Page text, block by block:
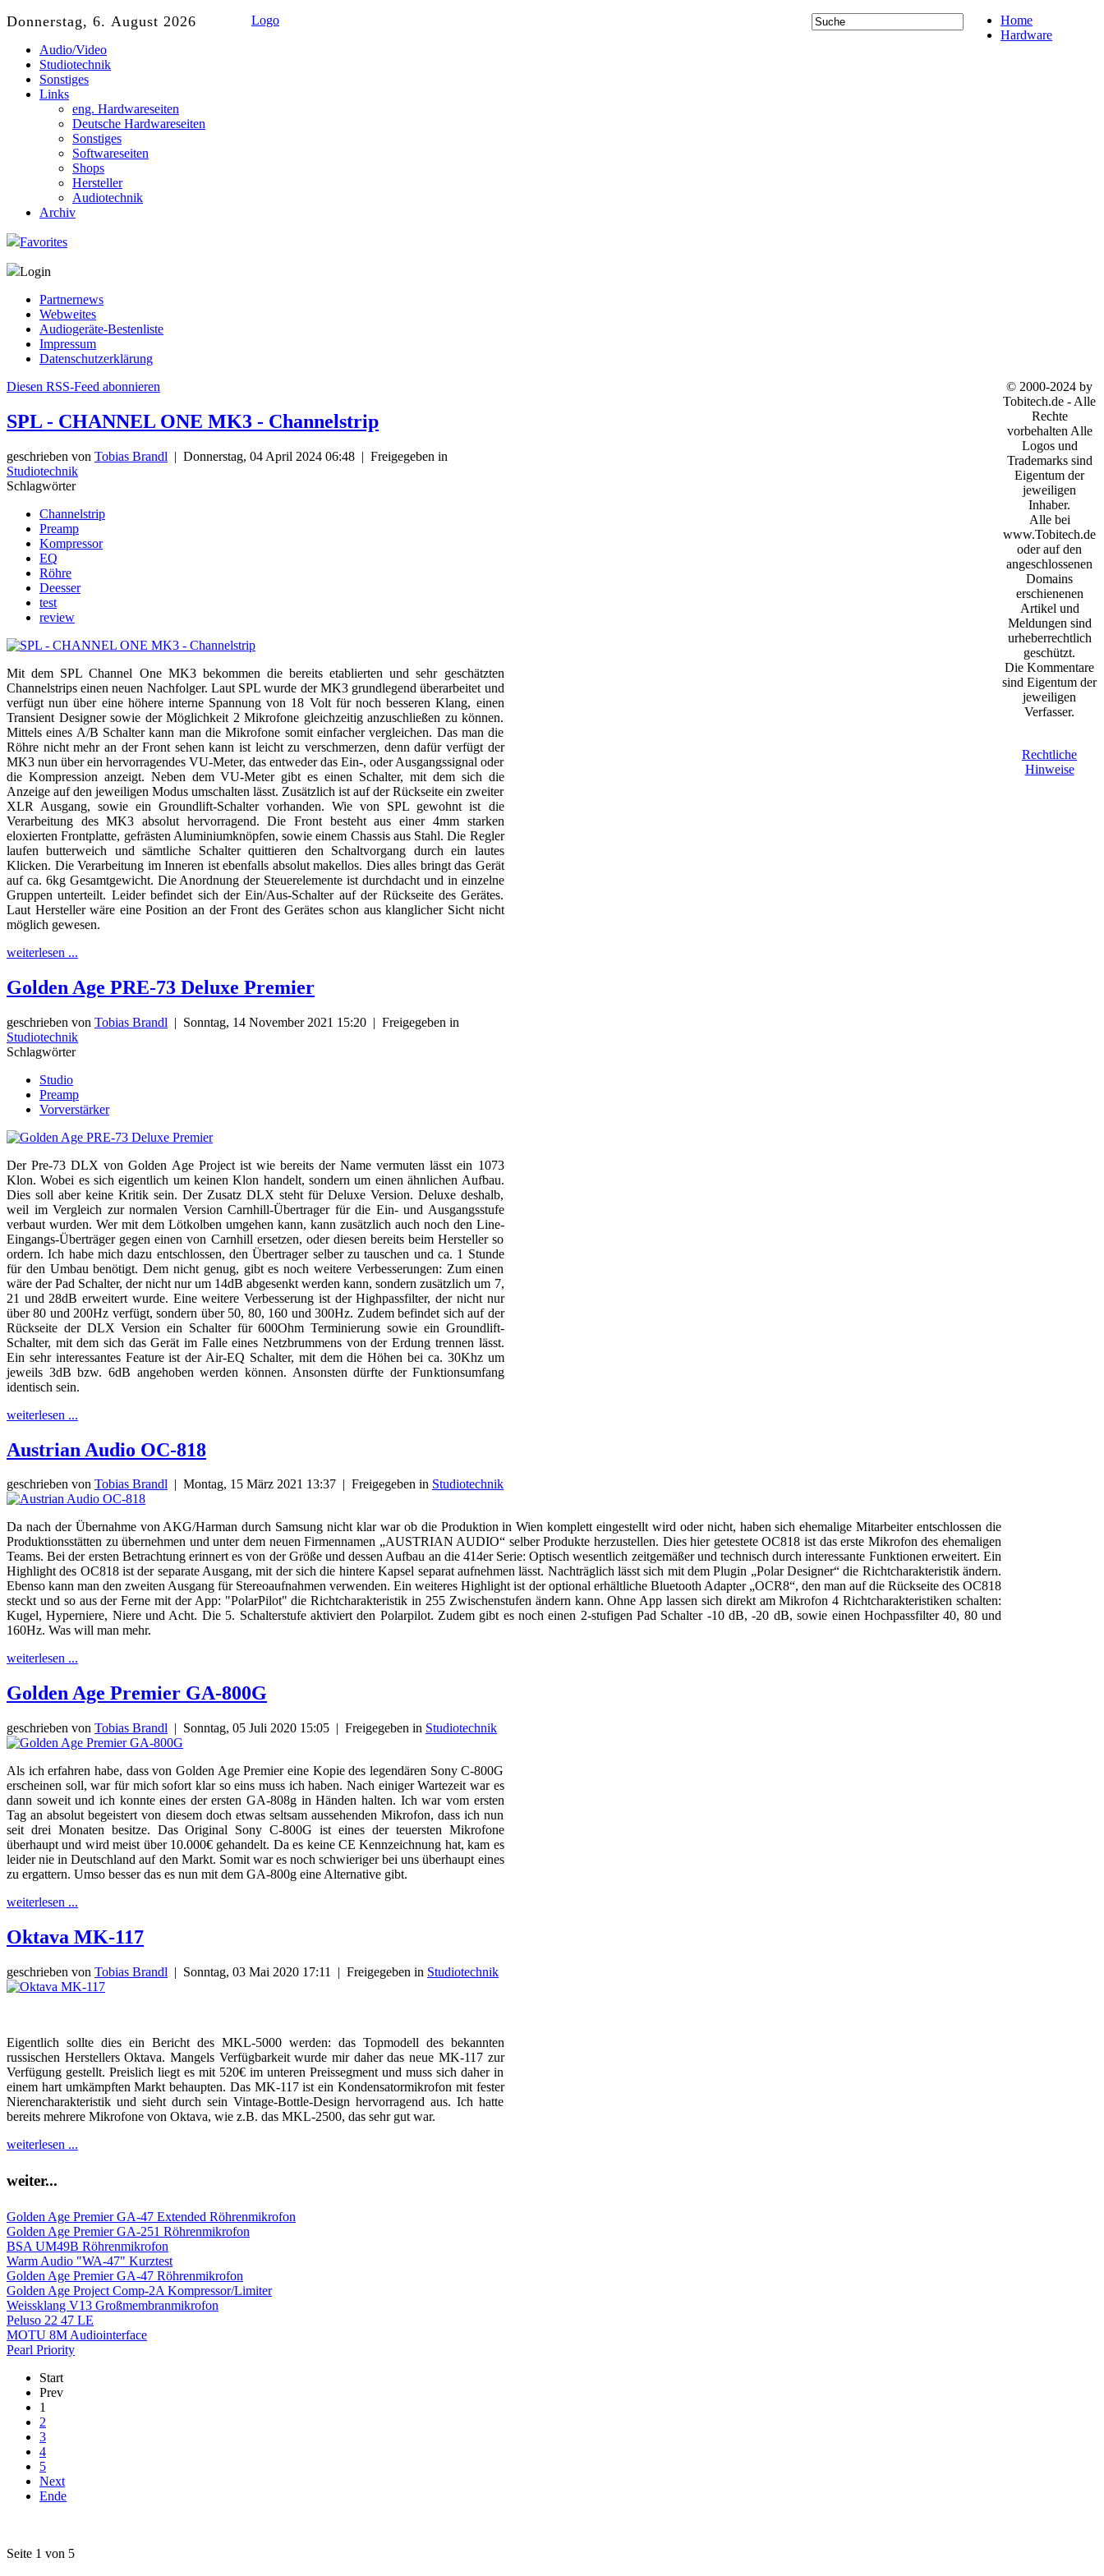
Donnerstag, 6. August 2026 Logo
Home
Hardware
Audio/Video
Studiotechnik
Sonstiges
Links
eng. Hardwareseiten
Deutsche Hardwareseiten
Sonstiges
Softwareseiten
Shops
Hersteller
Audiotechnik
Archiv
Favorites
Login
Partnernews
Webweites
Audiogeräte-Bestenliste
Impressum
Datenschutzerklärung
Diesen RSS-Feed abonnieren
SPL - CHANNEL ONE MK3 - Channelstrip
geschrieben von Tobias Brandl | Donnerstag, 04 April 2024 06:48 | Freigegeben in
Studiotechnik
Schlagwörter
Channelstrip
Preamp
Kompressor
EQ
Röhre
Deesser
test
review
Mit dem SPL Channel One MK3 bekommen die bereits etablierten und sehr geschätzten
Channelstrips einen neuen Nachfolger. Laut SPL wurde der MK3 grundlegend überarbeitet und
verfügt nun über eine höhere interne Spannung von 18 Volt für noch besseren Klang, einen
Transient Designer sowie der Möglichkeit 2 Mikrofone gleichzeitig anzuschließen zu können.
Mittels eines A/B Schalter kann man die Mikrofone somit einfacher vergleichen. Das man die
Röhre nicht mehr an der Front sehen kann ist leicht zu verschmerzen, denn dafür verfügt der
MK3 nun über ein hervorragendes VU-Meter, das entweder das Ein-, oder Ausgangssignal oder
die Kompression anzeigt. Neben dem VU-Meter gibt es einen Schalter, mit dem sich die
Anzeige auf den jeweiligen Modus umschalten lässt. Zusätzlich ist auf der Rückseite ein zweiter
XLR Ausgang, sowie ein Groundlift-Schalter vorhanden. Wie von SPL gewohnt ist die
Verarbeitung des MK3 absolut hervorragend. Die Front besteht aus einer 4mm starken
eloxierten Frontplatte, gefrästen Aluminiumknöpfen, sowie einem Chassis aus Stahl. Die Regler
laufen butterweich und sämtliche Schalter quittieren den Schaltvorgang durch ein lautes
Klicken. Die Verarbeitung im Inneren ist ebenfalls absolut makellos. Dies alles bringt das Gerät
auf ca. 6kg Gesamtgewicht. Die Anordnung der Steuerelemente ist durchdacht und in einzelne
Gruppen unterteilt. Leider befindet sich der Ein/Aus-Schalter auf der Rückseite des Gerätes.
Laut Hersteller wäre eine Position an der Front des Gerätes schon aus klanglicher Sicht nicht
möglich gewesen.
weiterlesen ...
Golden Age PRE-73 Deluxe Premier
geschrieben von Tobias Brandl | Sonntag, 14 November 2021 15:20 | Freigegeben in
Studiotechnik
Schlagwörter
Studio
Preamp
Vorverstärker
Der Pre-73 DLX von Golden Age Project ist wie bereits der Name vermuten lässt ein 1073
Klon. Wobei es sich eigentlich um keinen Klon handelt, sondern um einen ähnlichen Aufbau.
Dies soll aber keine Kritik sein. Der Zusatz DLX steht für Deluxe Version. Deluxe deshalb,
weil im Vergleich zur normalen Version Carnhill-Übertrager für die Ein- und Ausgangsstufe
verbaut wurden. Wer mit dem Lötkolben umgehen kann, kann zusätzlich auch noch den Line-
Eingangs-Überträger gegen einen von Carnhill ersetzen, oder diesen bereits beim Hersteller so
ordern. Ich habe mich dazu entschlossen, den Übertrager selber zu tauschen und ca. 1 Stunde
für den Umbau benötigt. Dem nicht genug, gibt es noch weitere Verbesserungen: Zum einen
wäre der Pad Schalter, der nicht nur um 14dB abgesenkt werden kann, sondern zusätzlich um 7,
21 und 28dB erweitert wurde. Eine weitere Verbesserung ist der Highpassfilter, der nicht nur
über 80 und 200Hz verfügt, sondern über 50, 80, 160 und 300Hz. Zudem befindet sich auf der
Rückseite der DLX Version ein Schalter für 600Ohm Terminierung sowie ein Groundlift-
Schalter, mit dem sich das Gerät im Falle eines Netzbrummens von der Erdung trennen lässt.
Ein sehr interessantes Feature ist der Air-EQ Schalter, mit dem die Höhen bei ca. 30Khz um
jeweils 3dB bzw. 6dB angehoben werden können. Ansonsten dürfte der Funktionsumfang
identisch sein.
weiterlesen ...
Austrian Audio OC-818
geschrieben von Tobias Brandl | Montag, 15 März 2021 13:37 | Freigegeben in Studiotechnik
Da nach der Übernahme von AKG/Harman durch Samsung nicht klar war ob die Produktion in Wien komplett eingestellt wird oder nicht, haben sich ehemalige Mitarbeiter entschlossen die
Produktionsstätten zu übernehmen und unter dem neuen Firmennamen „AUSTRIAN AUDIO“ selber Produkte herzustellen. Dies hier getestete OC818 ist das erste Mikrofon des ehemaligen
Teams. Bei der ersten Betrachtung erinnert es von der Größe und dessen Aufbau an die 414er Serie: Optisch wesentlich zeitgemäßer und technisch durch interessante Funktionen erweitert. Ein
Highlight des OC818 ist der separate Ausgang, mit der sich die hintere Kapsel separat aufnehmen lässt. Nachträglich lässt sich mit dem Plugin „Polar Designer“ die Richtcharakteristik ändern.
Ebenso kann man den zweiten Ausgang für Stereoaufnahmen verwenden. Ein weiteres Highlight ist der optional erhältliche Bluetooth Adapter „OCR8“, den man auf die Rückseite des OC818
steckt und so aus der Ferne mit der App: "PolarPilot" die Richtcharakteristik in 255 Zwischenstufen ändern kann. Ohne App lassen sich direkt am Mikrofon 4 Richtcharakteristiken schalten:
Kugel, Hyperniere, Niere und Acht. Die 5. Schalterstufe aktiviert den Polarpilot. Zudem gibt es noch einen 2-stufigen Pad Schalter -10 dB, -20 dB, sowie einen Hochpassfilter 40, 80 und
160Hz. Was will man mehr.
weiterlesen ...
Golden Age Premier GA-800G
geschrieben von Tobias Brandl | Sonntag, 05 Juli 2020 15:05 | Freigegeben in Studiotechnik
Als ich erfahren habe, dass von Golden Age Premier eine Kopie des legendären Sony C-800G
erscheinen soll, war für mich sofort klar so eins muss ich haben. Nach einiger Wartezeit war es
dann soweit und ich konnte eines der ersten GA-808g in Händen halten. Ich war vom ersten
Tag an absolut begeistert von diesem doch etwas seltsam aussehenden Mikrofon, dass ich nun
seit drei Monaten besitze. Das Original Sony C-800G ist eines der teuersten Mikrofone
überhaupt und wird meist über 10.000€ gehandelt. Da es keine CE Kennzeichnung hat, kam es
leider nie in Deutschland auf den Markt. Somit war es noch schwieriger bei uns überhaupt eines
zu ergattern. Umso besser das es nun mit dem GA-800g eine Alternative gibt.
weiterlesen ...
Oktava MK-117
geschrieben von Tobias Brandl | Sonntag, 03 Mai 2020 17:11 | Freigegeben in Studiotechnik
Eigentlich sollte dies ein Bericht des MKL-5000 werden: das Topmodell des bekannten
russischen Herstellers Oktava. Mangels Verfügbarkeit wurde mir daher das neue MK-117 zur
Verfügung gestellt. Preislich liegt es mit 520€ im unteren Preissegment und muss sich daher in
einem hart umkämpften Markt behaupten. Das MK-117 ist ein Kondensatormikrofon mit fester
Nierencharakteristik und sieht durch sein Vintage-Bottle-Design hervorragend aus. Ich hatte
bereits mehrere Mikrofone von Oktava, wie z.B. das MKL-2500, das sehr gut war.
weiterlesen ...
weiter...
Golden Age Premier GA-47 Extended Röhrenmikrofon
Golden Age Premier GA-251 Röhrenmikrofon
BSA UM49B Röhrenmikrofon
Warm Audio "WA-47" Kurztest
Golden Age Premier GA-47 Röhrenmikrofon
Golden Age Project Comp-2A Kompressor/Limiter
Weissklang V13 Großmembranmikrofon
Peluso 22 47 LE
MOTU 8M Audiointerface
Pearl Priority
Start
Prev
1
2
3
4
5
Next
Ende
Seite 1 von 5
© 2000-2024 by
Tobitech.de - Alle
Rechte
vorbehalten Alle
Logos und
Trademarks sind
Eigentum der
jeweiligen
Inhaber.
Alle bei
www.Tobitech.de
oder auf den
angeschlossenen
Domains
erschienenen
Artikel und
Meldungen sind
urheberrechtlich
geschützt.
Die Kommentare
sind Eigentum der
jeweiligen
Verfasser.
Rechtliche
Hinweise